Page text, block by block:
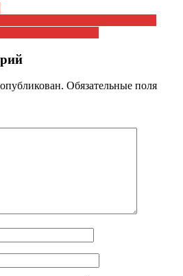
Обязательные поля